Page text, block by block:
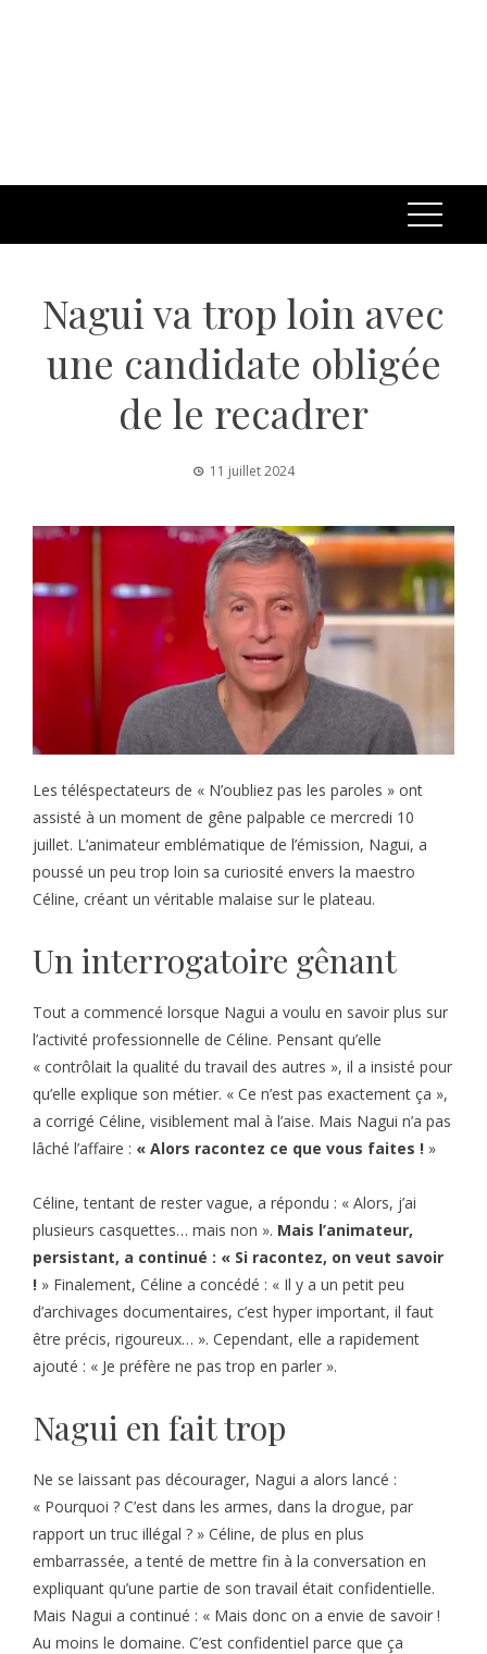
Nagui va trop loin avec
une candidate obligée
de le recadrer
11 juillet 2024
Les téléspectateurs de « N’oubliez pas les paroles » ont
assisté à un moment de gêne palpable ce mercredi 10
juillet. L’animateur emblématique de l’émission, Nagui, a
poussé un peu trop loin sa curiosité envers la maestro
Céline, créant un véritable malaise sur le plateau.
Un interrogatoire gênant
Tout a commencé lorsque Nagui a voulu en savoir plus sur
l’activité professionnelle de Céline. Pensant qu’elle
« contrôlait la qualité du travail des autres », il a insisté pour
qu’elle explique son métier. « Ce n’est pas exactement ça »,
a corrigé Céline, visiblement mal à l’aise. Mais Nagui n’a pas
lâché l’affaire : « Alors racontez ce que vous faites ! »
Céline, tentant de rester vague, a répondu : « Alors, j’ai
plusieurs casquettes… mais non ». Mais l’animateur,
persistant, a continué : « Si racontez, on veut savoir
! » Finalement, Céline a concédé : « Il y a un petit peu
d’archivages documentaires, c’est hyper important, il faut
être précis, rigoureux… ». Cependant, elle a rapidement
ajouté : « Je préfère ne pas trop en parler ».
Nagui en fait trop
Ne se laissant pas décourager, Nagui a alors lancé :
« Pourquoi ? C’est dans les armes, dans la drogue, par
rapport un truc illégal ? » Céline, de plus en plus
embarrassée, a tenté de mettre fin à la conversation en
expliquant qu’une partie de son travail était confidentielle.
Mais Nagui a continué : « Mais donc on a envie de savoir !
Au moins le domaine. C’est confidentiel parce que ça